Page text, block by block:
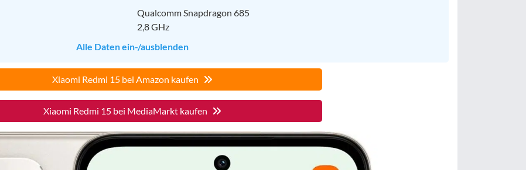
Qualcomm Snapdragon 685
2,8 GHz
Alle Daten ein-/ausblenden
Xiaomi Redmi 15 bei Amazon kaufen
Xiaomi Redmi 15 bei MediaMarkt kaufen